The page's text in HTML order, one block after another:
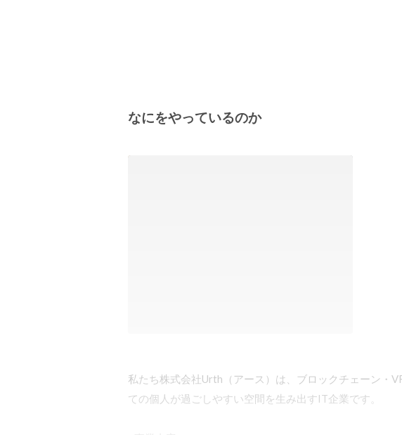
なにをやっているのか
私たち株式会社Urth（アース）は、ブロックチェーン・
ての個人が過ごしやすい空間を生み出すIT企業です。